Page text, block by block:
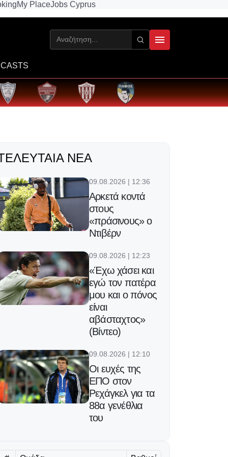
My PlaceJobs Cyprus
ΝΈΑ
09.08.2026 | 12:36
Αρκετά κοντά
στους
«πράσινους» ο
Ντιβέρν
09.08.2026 | 12:23
«Έχω χάσει και
εγώ τον πατέρα
μου και ο πόνος
είναι
αβάσταχτος»
(Βίντεο)
09.08.2026 | 12:10
Οι ευχές της
ΕΠΟ στον
Ρεχάγκελ για τα
88α γενέθλια
του